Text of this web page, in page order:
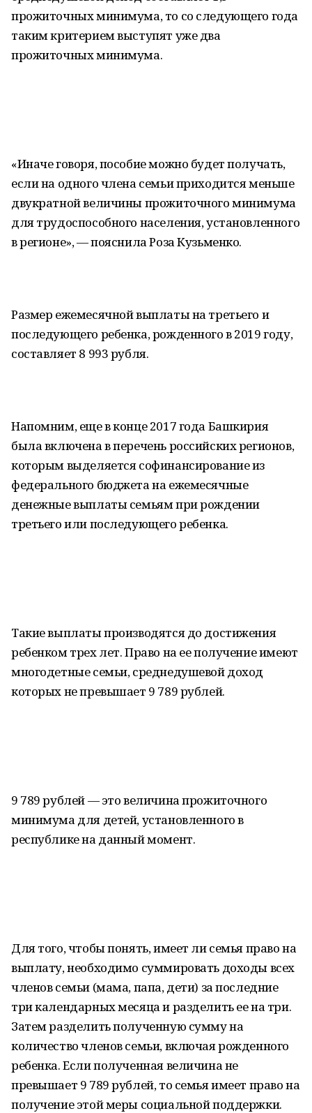
прожиточных минимума, то со следующего года
таким критерием выступят уже два
прожиточных минимума.
«Иначе говоря, пособие можно будет получать,
если на одного члена семьи приходится меньше
двукратной величины прожиточного минимума
для трудоспособного населения, установленного
в регионе», — пояснила Роза Кузьменко.
Размер ежемесячной выплаты на третьего и
последующего ребенка, рожденного в 2019 году,
составляет 8 993 рубля.
Напомним, еще в конце 2017 года Башкирия
была включена в перечень российских регионов,
которым выделяется софинансирование из
федерального бюджета на ежемесячные
денежные выплаты семьям при рождении
третьего или последующего ребенка.
Такие выплаты производятся до достижения
ребенком трех лет. Право на ее получение имеют
многодетные семьи, среднедушевой доход
которых не превышает 9 789 рублей.
9 789 рублей — это величина прожиточного
минимума для детей, установленного в
республике на данный момент.
Для того, чтобы понять, имеет ли семья право на
выплату, необходимо суммировать доходы всех
членов семьи (мама, папа, дети) за последние
три календарных месяца и разделить ее на три.
Затем разделить полученную сумму на
количество членов семьи, включая рожденного
ребенка. Если полученная величина не
превышает 9 789 рублей, то семья имеет право на
получение этой меры социальной поддержки.